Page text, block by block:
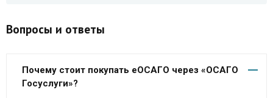
Вопросы и ответы
Почему стоит покупать еОСАГО через «ОСАГО
Госуслуги»?